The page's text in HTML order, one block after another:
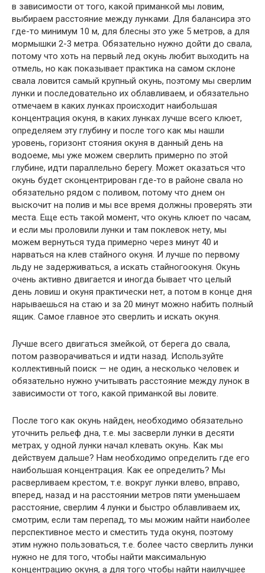
в зависимости от того, какой приманкой мы ловим,
выбираем расстояние между лунками. Для балансира это
где-то минимум 10 м, для блесны это уже 5 метров, а для
мормышки 2-3 метра. Обязательно нужно дойти до свала,
потому что хоть на первый лед окунь любит выходить на
отмель, но как показывает практика на самом склоне
свала ловится самый крупный окунь, поэтому мы сверлим
лунки и последовательно их облавливаем, и обязательно
отмечаем в каких лунках происходит наибольшая
концентрация окуня, в каких лунках лучше всего клюет,
определяем эту глубину и после того как мы нашли
уровень, горизонт стояния окуня в данный день на
водоеме, мы уже можем сверлить примерно по этой
глубине, идти параллельно берегу. Может оказаться что
окунь будет сконцентрирован где-то в районе свала но
обязательно рядом с поливом, потому что днем он
выскочит на полив и мы все время должны проверять эти
места. Еще есть такой момент, что окунь клюет по часам,
и если мы проловили лунки и там поклевок нету, мы
можем вернуться туда примерно через минут 40 и
нарваться на клев стайного окуня. И лучше по первому
льду не задерживаться, а искать стайногоокуня. Окунь
очень активно двигается и иногда бывает что целый
день ловиш и окуня практически нет, а потом в конце дня
нарываешься на стаю и за 20 минут можно набить полный
ящик. Самое главное это сверлить и искать окуня.
Лучше всего двигаться змейкой, от берега до свала,
потом разворачиваться и идти назад. Используйте
коллективный поиск — не один, а несколько человек и
обязательно нужно учитывать расстояние между лунок в
зависимости от того, какой приманкой вы ловите.
После того как окунь найден, необходимо обязательно
уточнить рельеф дна, т.е. мы засверли лунки в десяти
метрах, у одной лунки начал клевать окунь. Как мы
действуем дальше? Нам необходимо определить где его
наибольшая концентрация. Как ее определить? Мы
расверливаем крестом, т.е. вокруг лунки влево, вправо,
вперед, назад и на расстоянии метров пяти уменьшаем
расстояние, сверлим 4 лунки и быстро облавливаем их,
смотрим, если там перепад, то мы можим найти наиболее
перспективное место и сместить туда окуня, поэтому
этим нужно пользоваться, т.е. более часто сверлить лунки
нужно не для того, чтобы найти максимальную
концентрацию окуня, а для того чтобы найти наилучшее